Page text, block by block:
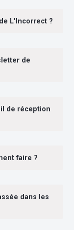
L'Incorrect ?
de
de réception
faire ?
dans les